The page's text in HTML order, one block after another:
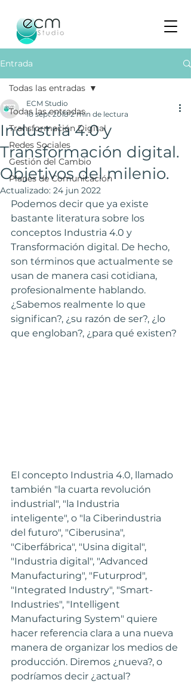
Entrada
Todas las entradas
Transformación Digital
Redes Sociales
Gestión del Cambio
Planes de Comunicación
Todas las entradas
Industria 4.0 y
Transformación digital.
Objetivos del milenio.
ECM Studio
10 sept 2018 2 min de lectura
Actualizado: 24 jun 2022
Podemos decir que ya existe
bastante literatura sobre los
conceptos Industria 4.0 y
Transformación digital. De hecho,
son términos que actualmente se
usan de manera casi cotidiana,
profesionalmente hablando.
¿Sabemos realmente lo que
significan?, ¿su razón de ser?, ¿lo
que engloban?, ¿para qué existen?
El concepto Industria 4.0, llamado
también "la cuarta revolución
industrial",​ "la Industria
inteligente",​ o "la Ciberindustria
del futuro", "Ciberusina",​
"Ciberfábrica", "Usina digital",
"Industria digital", "Advanced
Manufacturing", "Futurprod",
"Integrated Industry",​ "Smart-
Industries", "Intelligent
Manufacturing System" quiere
hacer referencia clara a una nueva
manera de organizar los medios de
producción. Diremos ¿nueva?, o
podríamos decir ¿actual?